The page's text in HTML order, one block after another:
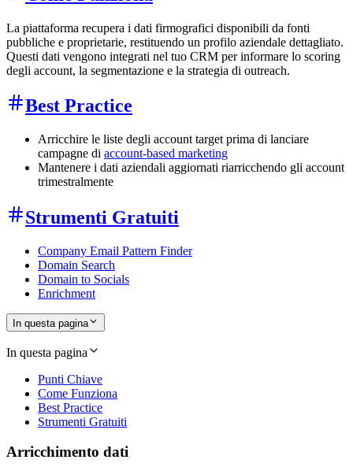
La piattaforma recupera i dati firmografici disponibili da fonti
pubbliche e proprietarie, restituendo un profilo aziendale dettagliato.
Questi dati vengono integrati nel tuo CRM per informare lo scoring
degli account, la segmentazione e la strategia di outreach.
Best Practice
Arricchire le liste degli account target prima di lanciare
campagne di account-based marketing
Mantenere i dati aziendali aggiornati riarricchendo gli account
trimestralmente
Strumenti Gratuiti
Company Email Pattern Finder
Domain Search
Domain to Socials
Enrichment
In questa pagina
In questa pagina
Punti Chiave
Come Funziona
Best Practice
Strumenti Gratuiti
Arricchimento dati